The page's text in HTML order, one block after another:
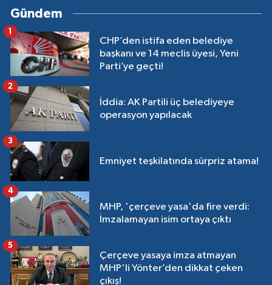
Gündem
CHP’den istifa eden belediye
başkanı ve 14 meclis üyesi, Yeni
Parti’ye geçti!
1
İddia: AK Partili üç belediyeye
operasyon yapılacak
2
Emniyet teşkilatında sürpriz atama!
3
MHP, 'çerçeve yasa'da fire verdi:
İmzalamayan isim ortaya çıktı
4
Çerçeve yasaya imza atmayan
MHP'li Yönter’den dikkat çeken
çıkış!
5